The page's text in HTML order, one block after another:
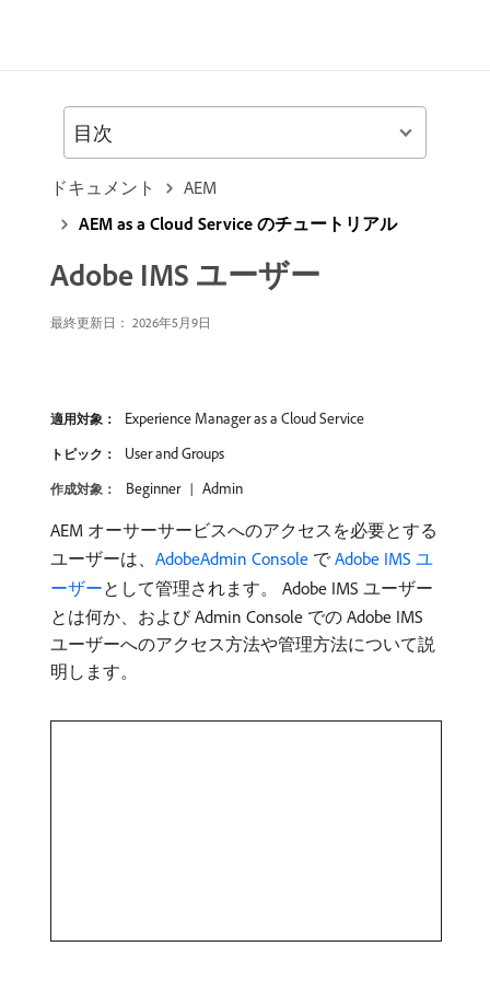
ドキュメント
AEM
AEM as a Cloud Service のチュートリアル
Adobe IMS ユーザー
最終更新日： 2026年5月9日
適用対象： Experience Manager as a Cloud Service
トピック： User and Groups
作成対象： Beginner Admin
AEM オーサーサービスへのアクセスを必要とする
ユーザーは、 AdobeAdmin Console で Adobe IMS ユ
ーザーとして管理されます。 Adobe IMS ユーザー
とは何か、および Admin Console での Adobe IMS
ユーザーへのアクセス方法や管理方法について説
明します。
目次